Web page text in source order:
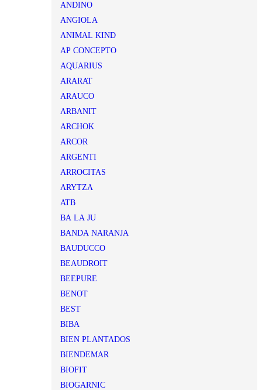
ANDINO
ANGIOLA
ANIMAL KIND
AP CONCEPTO
AQUARIUS
ARARAT
ARAUCO
ARBANIT
ARCHOK
ARCOR
ARGENTI
ARROCITAS
ARYTZA
ATB
BA LA JU
BANDA NARANJA
BAUDUCCO
BEAUDROIT
BEEPURE
BENOT
BEST
BIBA
BIEN PLANTADOS
BIENDEMAR
BIOFIT
BIOGARNIC